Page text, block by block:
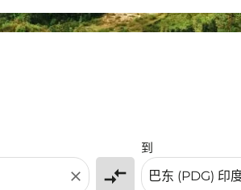
close compare_arrows
到